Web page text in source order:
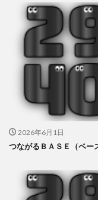
2026年6月1日
つながるＢＡＳＥ（ベー